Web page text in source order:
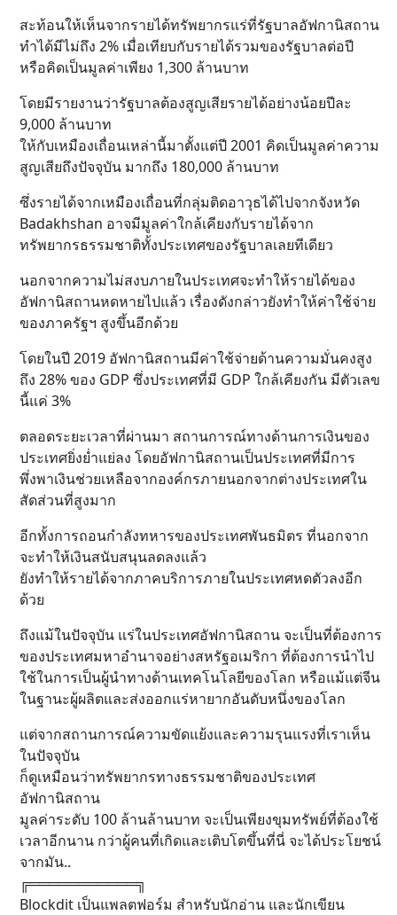
สะท้อนให้เห็นจากรายได้ทรัพยากรแร่ที่รัฐบาลอัฟกานิสถาน
ทำได้มีไม่ถึง 2% เมื่อเทียบกับรายได้รวมของรัฐบาลต่อปี
หรือคิดเป็นมูลค่าเพียง 1,300 ล้านบาท
โดยมีรายงานว่ารัฐบาลต้องสูญเสียรายได้อย่างน้อยปีละ
9,000 ล้านบาท
ให้กับเหมืองเถื่อนเหล่านี้มาตั้งแต่ปี 2001 คิดเป็นมูลค่าความ
สูญเสียถึงปัจจุบัน มากถึง 180,000 ล้านบาท
ซึ่งรายได้จากเหมืองเถื่อนที่กลุ่มติดอาวุธได้ไปจากจังหวัด
Badakhshan อาจมีมูลค่าใกล้เคียงกับรายได้จาก
ทรัพยากรธรรมชาติทั้งประเทศของรัฐบาลเลยทีเดียว
นอกจากความไม่สงบภายในประเทศจะทำให้รายได้ของ
อัฟกานิสถานหดหายไปแล้ว เรื่องดังกล่าวยังทำให้ค่าใช้จ่าย
ของภาครัฐฯ สูงขึ้นอีกด้วย
โดยในปี 2019 อัฟกานิสถานมีค่าใช้จ่ายด้านความมั่นคงสูง
ถึง 28% ของ GDP ซึ่งประเทศที่มี GDP ใกล้เคียงกัน มีตัวเลข
นี้แค่ 3%
ตลอดระยะเวลาที่ผ่านมา สถานการณ์ทางด้านการเงินของ
ประเทศยิ่งย่ำแย่ลง โดยอัฟกานิสถานเป็นประเทศที่มีการ
พึ่งพาเงินช่วยเหลือจากองค์กรภายนอกจากต่างประเทศใน
สัดส่วนที่สูงมาก
อีกทั้งการถอนกำลังทหารของประเทศพันธมิตร ที่นอกจาก
จะทำให้เงินสนับสนุนลดลงแล้ว
ยังทำให้รายได้จากภาคบริการภายในประเทศหดตัวลงอีก
ด้วย
ถึงแม้ในปัจจุบัน แร่ในประเทศอัฟกานิสถาน จะเป็นที่ต้องการ
ของประเทศมหาอำนาจอย่างสหรัฐอเมริกา ที่ต้องการนำไป
ใช้ในการเป็นผู้นำทางด้านเทคโนโลยีของโลก หรือแม้แต่จีน
ในฐานะผู้ผลิตและส่งออกแร่หายากอันดับหนึ่งของโลก
แต่จากสถานการณ์ความขัดแย้งและความรุนแรงที่เราเห็น
ในปัจจุบัน
ก็ดูเหมือนว่าทรัพยากรทางธรรมชาติของประเทศ
อัฟกานิสถาน
มูลค่าระดับ 100 ล้านล้านบาท จะเป็นเพียงขุมทรัพย์ที่ต้องใช้
เวลาอีกนาน กว่าผู้คนที่เกิดและเติบโตขึ้นที่นี่ จะได้ประโยชน์
จากมัน..
╔═══════════╗
Blockdit เป็นแพลตฟอร์ม สำหรับนักอ่าน และนักเขียน